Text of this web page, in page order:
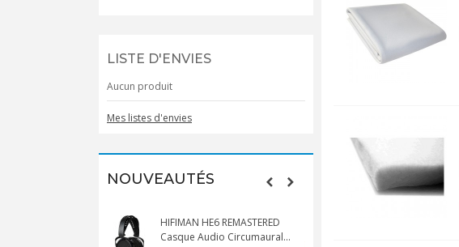
LISTE D'ENVIES
Aucun produit
Mes listes d'envies
NOUVEAUTÉS
HIFIMAN HE6 REMASTERED
Casque Audio Circumaural...